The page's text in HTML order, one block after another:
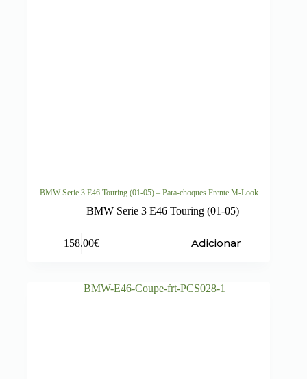
BMW Serie 3 E46 Touring (01-05) – Para-choques Frente M-Look
BMW Serie 3 E46 Touring (01-05)
158.00€ Adicionar